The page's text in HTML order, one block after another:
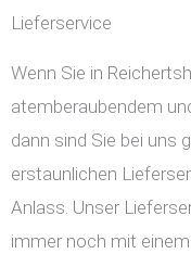
Lieferservice
Wenn Sie in
atemberaubendem
dann sind Sie bei uns
erstaunlichen
Anlass. Unser
immer noch mit